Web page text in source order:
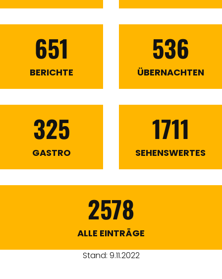
651
BERICHTE
536
ÜBERNACHTEN
325
GASTRO
1711
SEHENSWERTES
2578
ALLE EINTRÄGE
Stand: 9.11.2022